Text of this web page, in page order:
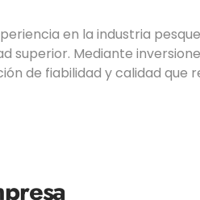
en la industria
superior. Mediante
de fiabilidad y calidad que